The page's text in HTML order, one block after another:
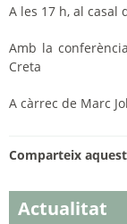
Actualitat
A les 17 h, al casal
Amb la
Creta
A càrrec de Marc
Comparteix